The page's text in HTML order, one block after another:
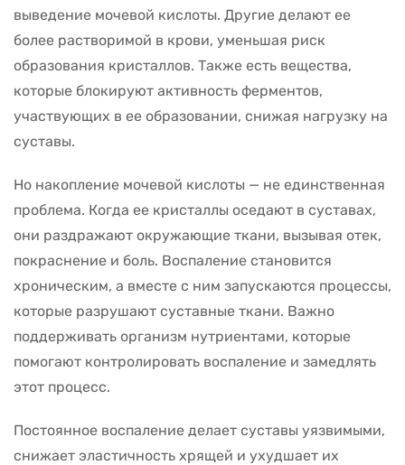
выведение мочевой кислоты. Другие делают ее
более растворимой в крови, уменьшая риск
образования кристаллов. Также есть вещества,
которые блокируют активность ферментов,
участвующих в ее образовании, снижая нагрузку на
суставы.
Но накопление мочевой кислоты — не единственная
проблема. Когда ее кристаллы оседают в суставах,
они раздражают окружающие ткани, вызывая отек,
покраснение и боль. Воспаление становится
хроническим, а вместе с ним запускаются процессы,
которые разрушают суставные ткани. Важно
поддерживать организм нутриентами, которые
помогают контролировать воспаление и замедлять
этот процесс.
Постоянное воспаление делает суставы уязвимыми,
снижает эластичность хрящей и ухудшает их